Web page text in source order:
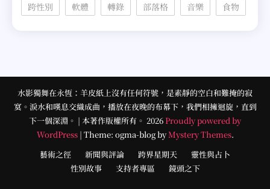
跨性別
軟體 轉錄 部落格 音樂 食物
水影獨舞在永恆：羊皮紙上沒有任何符號，是素靜的空白和難掩的寂
寞。淚水和嘆息交織成曲，播放在夜晚的布幕下，我們相擁迴旋，直到
下一個深淵。 | 本著作版權所有。 2026Proudly powered by
WordPress | Theme: ogma-blog byMystery Themes.
藝術之徑
新聞與評論 跨界星期天
靈性與占卜
性別故事
支持者專區 鏡頭之下